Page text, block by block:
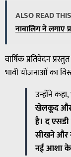
ALSO READ
नाबालिग ने लगाए
वार्षिक प्रतिवेदन
भावी योजनाओं का
उन्होंने कहा,
खेलकूद और
है। द
सीखने और
नई आशा